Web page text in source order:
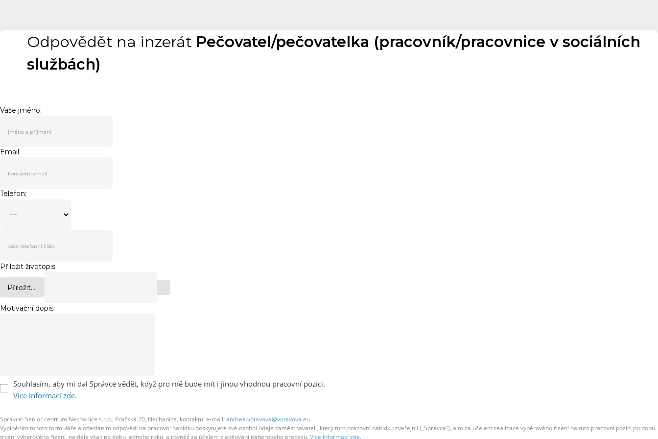
Odpovědět na inzerát Pečovatel/pečovatelka (pracovník/pracovnice v sociálních
službách)
Vaše jméno:
Email:
Telefon:
Přiložit životopis:
Přiložit...
Motivační dopis:
Souhlasím, aby mi dal Správce vědět, když pro mě bude mít i jinou vhodnou pracovní pozici.
Více informací zde.
Správce: Senior centrum Nechanice s.r.o., Pražská 20, Nechanice, kontaktní e-mail: andrea.votavova@votavova.eu.
Vyplněním tohoto formuláře a odesláním odpovědi na pracovní nabídku poskytujete své osobní údaje zaměstnavateli, který tuto pracovní nabídku zveřejnil („Správce“), a to za účelem realizace výběrového řízení na tuto pracovní pozici po dobu
trvání výběrového řízení, nejdéle však po dobu jednoho roku, a rovněž za účelem zlepšování náborového procesu. Více informací zde.